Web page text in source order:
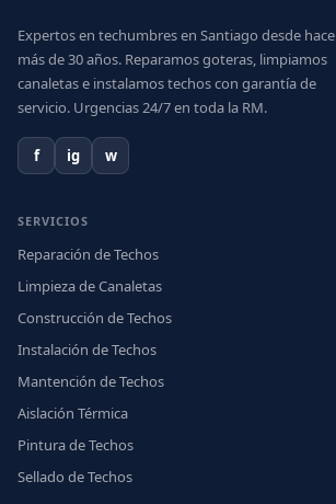
Expertos en techumbres en Santiago desde hace
más de 30 años. Reparamos goteras, limpiamos
canaletas e instalamos techos con garantía de
servicio. Urgencias 24/7 en toda la RM.
f ig w
SERVICIOS
Reparación de Techos
Limpieza de Canaletas
Construcción de Techos
Instalación de Techos
Mantención de Techos
Aislación Térmica
Pintura de Techos
Sellado de Techos